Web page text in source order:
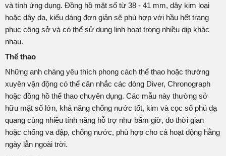
và tính ứng dụng. Đồng hồ mặt số từ 38 - 41 mm, dây kim loại
hoặc dây da, kiểu dáng đơn giản sẽ phù hợp với hầu hết trang
phục công sở và có thể sử dụng linh hoạt trong nhiều dịp khác
nhau.
Thể thao
Những anh chàng yêu thích phong cách thể thao hoặc thường
xuyên vận động có thể cân nhắc các dòng Diver, Chronograph
hoặc đồng hồ thể thao chuyên dụng. Các mẫu này thường sở
hữu mặt số lớn, khả năng chống nước tốt, kim và cọc số phủ dạ
quang cùng nhiều tính năng hỗ trợ như bấm giờ, đo thời gian
hoặc chống va đập, chống nước, phù hợp cho cả hoạt động hằng
ngày lẫn ngoài trời.